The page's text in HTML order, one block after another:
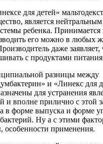
для детей»
является
ребенка. Принимается
его можно в любых
даже заявляет,
с продуктами питания
разницы между
и «Линекс для
для устранения
и вполне прилично с этой
в форме выпуска и форме
Ну а с этими
особенности применения.